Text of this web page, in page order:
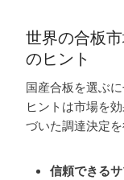
世界の合板
のヒント
国産合板を選ぶ
ヒントは市場を
づいた調達決定
信頼できる